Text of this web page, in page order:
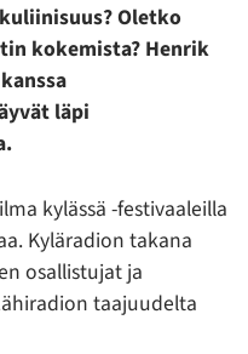
Oletko
kokemista? Henrik
läpi
kylässä -festivaaleilla
Kyläradion takana
osallistujat ja
taajuudelta